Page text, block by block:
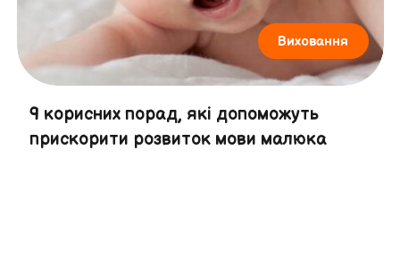
Виховання
9 корисних порад, які допоможуть
прискорити розвиток мови малюка